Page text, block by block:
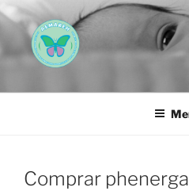
Saltar
al
contenido
AEMAREH
Comprar